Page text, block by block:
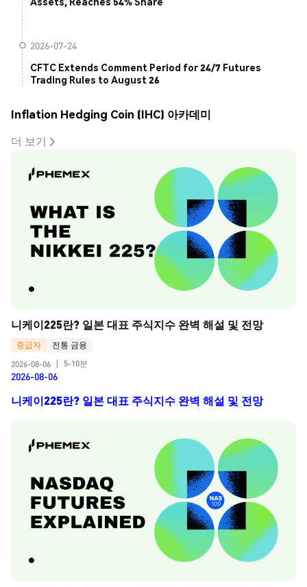
2026-07-24
CFTC Extends Comment Period for 24/7 Futures
Trading Rules to August 26
Inflation Hedging Coin (IHC) 아카데미
더 보기
니케이225란? 일본 대표 주식지수 완벽 해설 및 전망
중급자
전통 금융
2026-08-06
5-10분
2026-08-06
니케이225란? 일본 대표 주식지수 완벽 해설 및 전망